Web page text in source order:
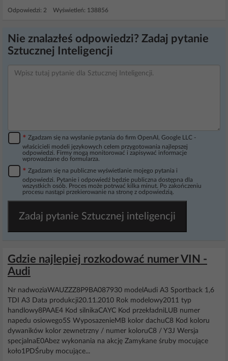
Odpowiedzi: 2 Wyświetleń: 138856
Nie znalazłeś odpowiedzi? Zadaj pytanie
Sztucznej Inteligencji
* Zgadzam się na wysłanie pytania do firm OpenAI, Google LLC -
właścicieli modeli językowych celem przygotowania najlepszej
odpowiedzi. Firmy mogą monitorować i zapisywać informacje
wprowadzane do formularza.
* Zgadzam się na publiczne wyświetlanie mojego pytania i
odpowiedzi. Pytanie i odpowiedź będzie publiczna dostępna dla
wszystkich osób. Proces może potrwać kilka minut. Po zakończeniu
procesu nastąpi przekierowanie na stronę z odpowiedzią.
Zadaj pytanie Sztucznej inteligencji
Gdzie najlepiej rozkodować numer VIN -
Audi
Nr nadwoziaWAUZZZ8P9BA087930 modelAudi A3 Sportback 1,6
TDI A3 Data produkcji20.11.2010 Rok modelowy2011 typ
handlowy8PAAE4 Kod silnikaCAYC Kod przekładniLUB numer
napedu osiowego5S WyposazenieMB kolor dachuC8 Kod koloru
dywaników kolor zewnetrzny / numer koloruC8 / Y3J Wersja
specjalnaE0Abez wykonania na akcję Zamykane śruby mocujące
koło1PDŚruby mocujące...